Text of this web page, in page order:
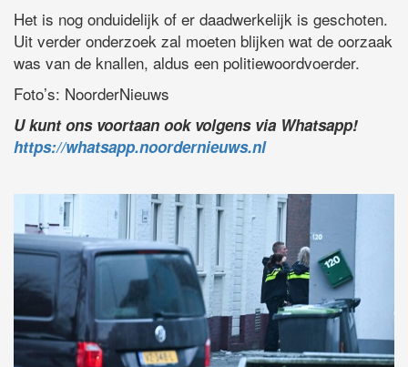
Het is nog onduidelijk of er daadwerkelijk is geschoten.
Uit verder onderzoek zal moeten blijken wat de oorzaak
was van de knallen, aldus een politiewoordvoerder.
Foto’s: NoorderNieuws
U kunt ons voortaan ook volgens via Whatsapp!
https://whatsapp.noordernieuws.nl